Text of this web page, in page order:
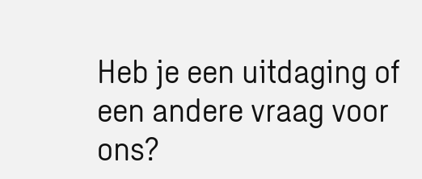
Heb je een uitdaging of
een andere vraag voor
ons?